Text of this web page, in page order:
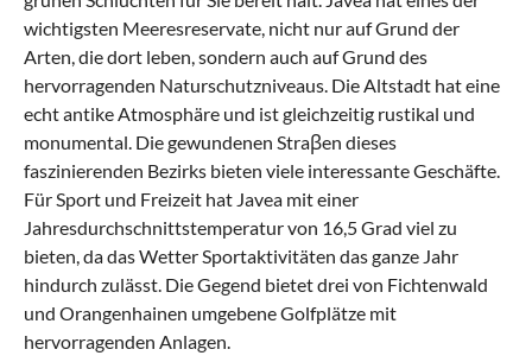
wichtigsten Meeresreservate, nicht nur auf Grund der
Arten, die dort leben, sondern auch auf Grund des
hervorragenden Naturschutzniveaus. Die Altstadt hat eine
echt antike Atmosphäre und ist gleichzeitig rustikal und
monumental. Die gewundenen Straβen dieses
faszinierenden Bezirks bieten viele interessante Geschäfte.
Für Sport und Freizeit hat Javea mit einer
Jahresdurchschnittstemperatur von 16,5 Grad viel zu
bieten, da das Wetter Sportaktivitäten das ganze Jahr
hindurch zulässt. Die Gegend bietet drei von Fichtenwald
und Orangenhainen umgebene Golfplätze mit
hervorragenden Anlagen.